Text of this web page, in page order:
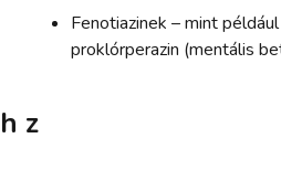
Fenotiazinek – mint
proklórperazin (mentális
h z